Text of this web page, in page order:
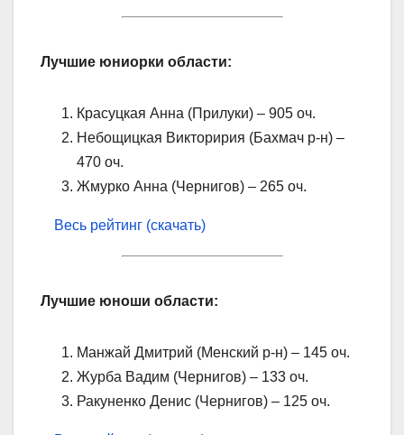
Лучшие юниорки области:
Красуцкая Анна (Прилуки) – 905 оч.
Небощицкая Викторирия (Бахмач р-н) –
470 оч.
Жмурко Анна (Чернигов) – 265 оч.
Весь рейтинг (скачать)
Лучшие юноши области:
Манжай Дмитрий (Менский р-н) – 145 оч.
Журба Вадим (Чернигов) – 133 оч.
Ракуненко Денис (Чернигов) – 125 оч.